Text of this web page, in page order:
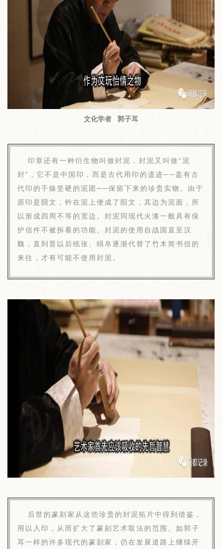
文化学者 郭子耳
印章还有一种衍生物叫做封泥，封泥又叫做“泥
封”，它不是中国印，而是古代用印的遗迹──盖有古
代印的干燥坚硬的泥团──保留下来的珍贵实物。由于
原印是阴文，钤在泥上便成了阳文，其边为泥面，所
以形成四周不等的宽边。封泥同现代火漆一般具有保
护信件不被拆看的功能。封泥的使用自战国直至汉
魏，直到晋以后纸张、绢帛逐渐代替了竹木简书信的
来往，才有可能不使用封泥。
后世的篆刻家从这些珍贵的封泥拓片中得到借鉴，
用以入印，从而扩大了篆刻艺术取法的范围。如郭子
耳一样的许多现代的篆刻家 ，仍在发展道路上继续开